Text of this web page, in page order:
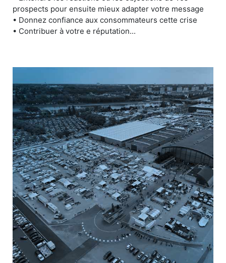
prospects pour ensuite mieux adapter votre message
• Donnez confiance aux consommateurs cette crise
• Contribuer à votre e réputation...